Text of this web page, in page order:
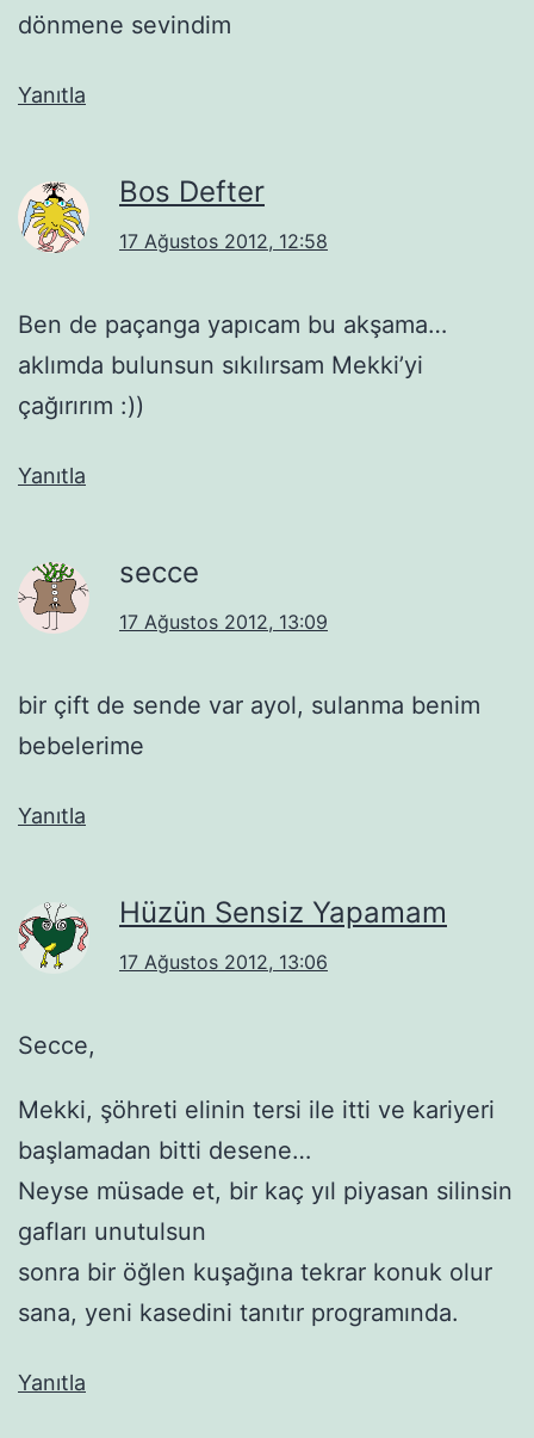
dönmene sevindim
Yanıtla
Bos Defter
17 Ağustos 2012, 12:58
Ben de paçanga yapıcam bu akşama…
aklımda bulunsun sıkılırsam Mekki’yi
çağırırım :))
Yanıtla
secce
17 Ağustos 2012, 13:09
bir çift de sende var ayol, sulanma benim
bebelerime
Yanıtla
Hüzün Sensiz Yapamam
17 Ağustos 2012, 13:06
Secce,
Mekki, şöhreti elinin tersi ile itti ve kariyeri
başlamadan bitti desene…
Neyse müsade et, bir kaç yıl piyasan silinsin
gafları unutulsun
sonra bir öğlen kuşağına tekrar konuk olur
sana, yeni kasedini tanıtır programında.
Yanıtla